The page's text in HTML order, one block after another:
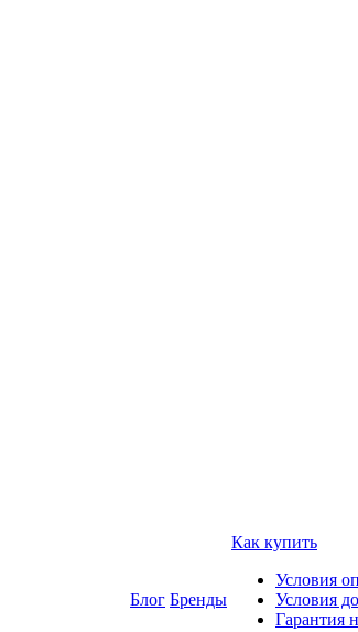
Блог Бренды
Как купить
Условия
Условия
Гарантия